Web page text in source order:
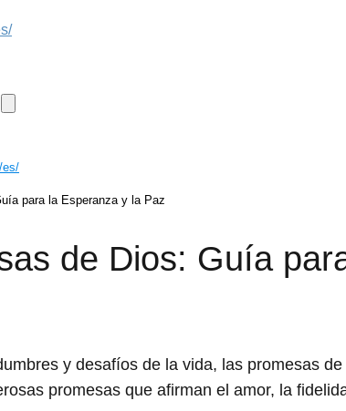
es/
para la Esperanza y la Paz
de Dios: Guía
y desafíos de la vida, las promesas
promesas que afirman el amor, la